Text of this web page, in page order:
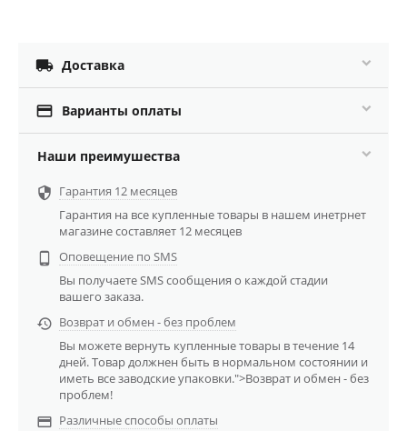
 Доставка
 Варианты оплаты
Наши преимушества
 Гарантия 12 месяцев
Гарантия на все купленные товары в нашем инетрнет
магазине составляет 12 месяцев

Оповещение по SMS
Вы получаете SMS сообщения о каждой стадии
вашего заказа.
 Возврат и обмен - без проблем
Вы можете вернуть купленные товары в течение 14
дней. Товар должнен быть в нормальном состоянии и
иметь все заводские упаковки.">Возврат и обмен - без
проблем!
 Различные способы оплаты